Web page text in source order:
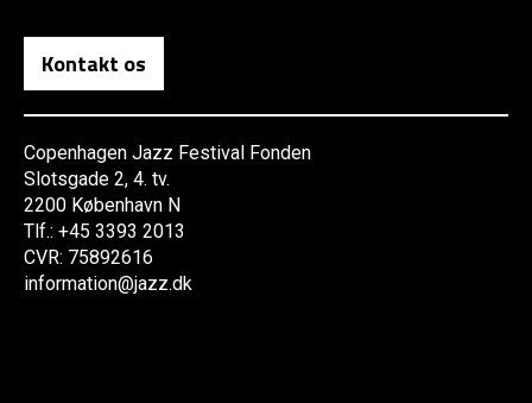
Kontakt os
Copenhagen Jazz Festival Fonden
Slotsgade 2, 4. tv.
2200 København N
Tlf.: +45 3393 2013
CVR: 75892616
information@jazz.dk